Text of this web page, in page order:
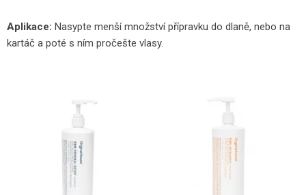
Aplikace: Nasypte menší množství přípravku do dlaně, nebo na
kartáč a poté s ním pročešte vlasy.